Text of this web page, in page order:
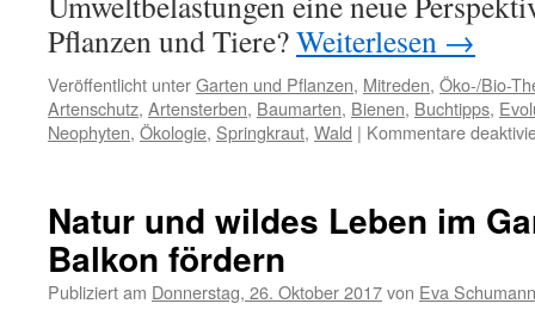
Pflanzen und Tiere?Weiterlesen →
Veröffentlicht unterGarten und Pflanzen, Mitreden, Öko-/Bio-
Artenschutz, Artensterben, Baumarten, Bienen, Buchtipps,
Neophyten, Ökologie, Springkraut, Wald | Kommentare
Natur und wildes Leben im
Balkon fördern
Publiziert am Donnerstag, 26. Oktober 2017von Eva Schumann